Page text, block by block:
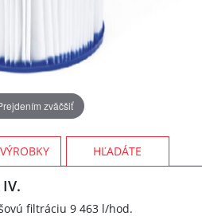
zväčšiť
HĽADÁTE
filtráciu 9 463 l/hod.